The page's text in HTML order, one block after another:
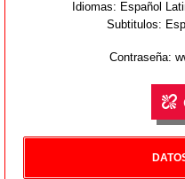
Idiomas: Español
Subtitulos:
Contraseña: